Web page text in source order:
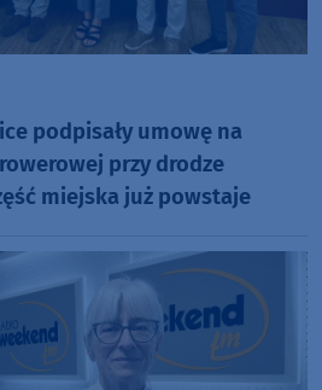
podpisały umowę na
przy drodze
miejska już powstaje